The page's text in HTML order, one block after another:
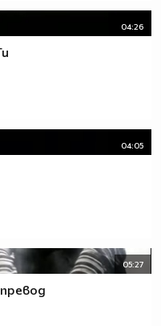
04:26
04:05
05:27